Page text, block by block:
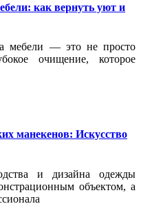
как вернуть уют и
мебели — это не просто
очищение, которое
манекенов: Искусство
и дизайна одежды
объектом, а